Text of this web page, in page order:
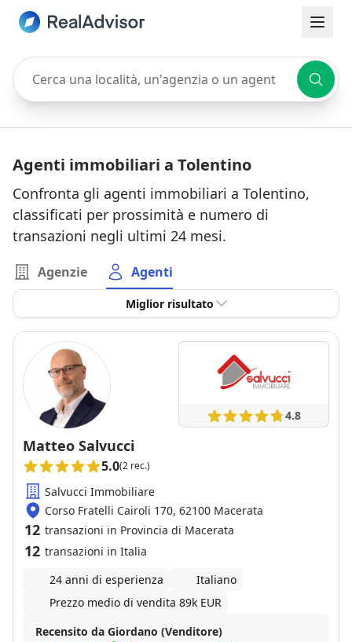
Cerca una località, un'agenzia o un agente
Agenti immobiliari a Tolentino
Confronta gli agenti immobiliari a Tolentino,
classificati per prossimità e numero di
transazioni negli ultimi 24 mesi.
Agenzie Agenti
Miglior risultato
4.8
Matteo Salvucci
5.0(2 rec.)
Salvucci Immobiliare
Corso Fratelli Cairoli 170, 62100 Macerata
12 transazioni in Provincia di Macerata
12 transazioni in Italia
24 anni di esperienza
Italiano
Prezzo medio di vendita 89k EUR
Recensito da Giordano (Venditore)